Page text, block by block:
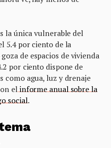
la única vulnerable del
5.4 por ciento de la
de espacios de vivienda
por ciento dispone de
como agua, luz y drenaje
el informe anual sobre la
social.